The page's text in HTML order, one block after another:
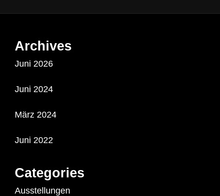
Archives
Juni 2026
Juni 2024
März 2024
Juni 2022
Categories
Ausstellungen